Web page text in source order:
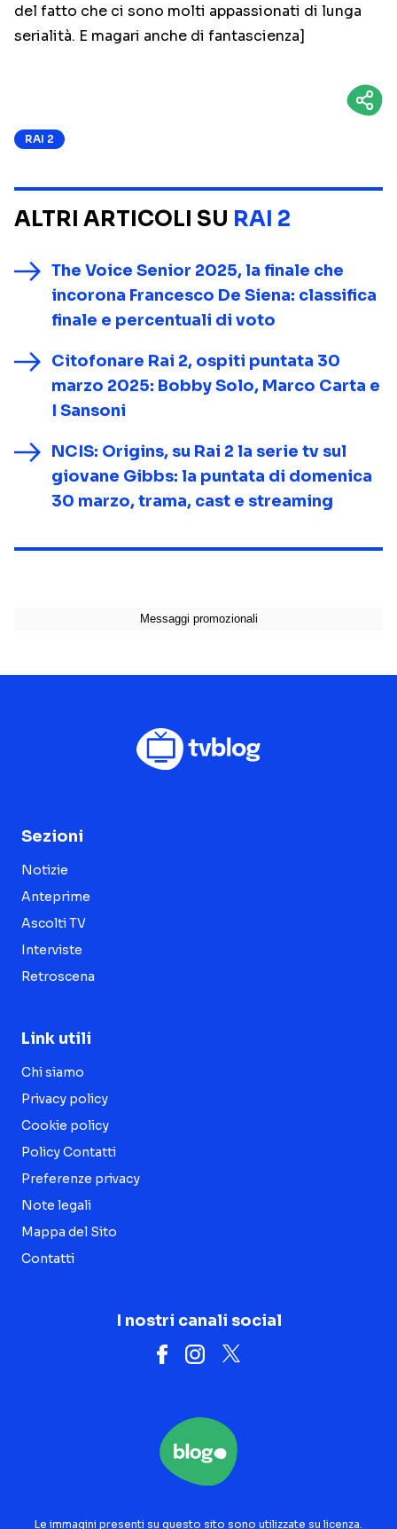
del fatto che ci sono molti appassionati di lunga
serialità. E magari anche di fantascienza]
RAI 2
ALTRI ARTICOLI SU RAI 2
The Voice Senior 2025, la finale che
incorona Francesco De Siena: classifica
finale e percentuali di voto
Citofonare Rai 2, ospiti puntata 30
marzo 2025: Bobby Solo, Marco Carta e
I Sansoni
NCIS: Origins, su Rai 2 la serie tv sul
giovane Gibbs: la puntata di domenica
30 marzo, trama, cast e streaming
Sezioni
Notizie
Anteprime
Ascolti TV
Interviste
Retroscena
Link utili
Chi siamo
Privacy policy
Cookie policy
Policy Contatti
Preferenze privacy
Note legali
Mappa del Sito
Contatti
I nostri canali social
Le immagini presenti su questo sito sono utilizzate su licenza.